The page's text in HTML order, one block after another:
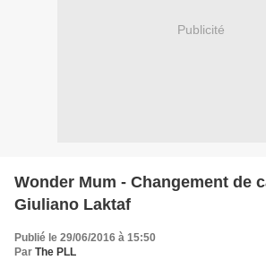
Publicité
Wonder Mum - Changement de
Giuliano Laktaf
Publié le 29/06/2016 à 15:50
Par The PLL